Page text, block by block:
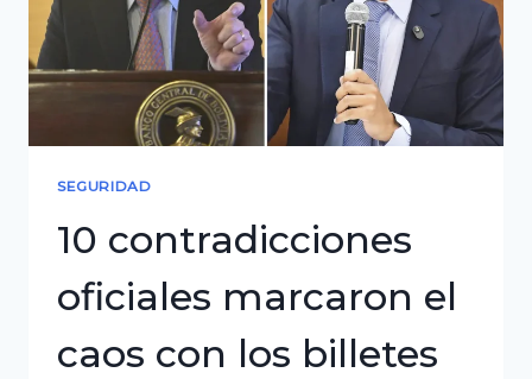
quema
billetes
Alto
SEGURIDAD
10 contradicciones
oficiales marcaron el
caos con los billetes